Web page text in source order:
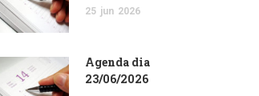
25 jun 2026
Agenda dia
23/06/2026